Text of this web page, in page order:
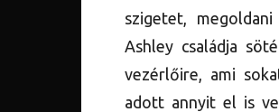
szigetet,
Ashley családja
vezérlőire, ami
adott annyit el is